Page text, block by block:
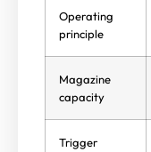
Operating
principle
Magazine
capacity
Trigger